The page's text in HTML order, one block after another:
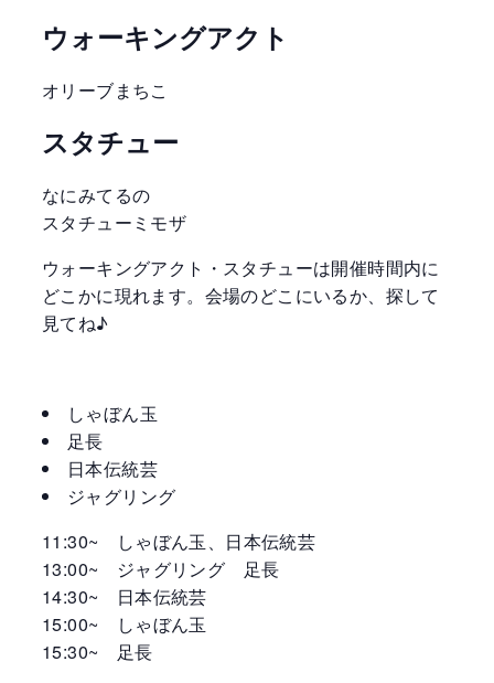
ウォーキングアクト
オリーブまちこ
スタチュー
なにみてるの
スタチューミモザ
ウォーキングアクト・スタチューは開催時間内に
どこかに現れます。会場のどこにいるか、探して
見てね♪
しゃぼん玉
足長
日本伝統芸
ジャグリング
11:30~ しゃぼん玉、日本伝統芸
13:00~ ジャグリング 足長
14:30~ 日本伝統芸
15:00~ しゃぼん玉
15:30~ 足長